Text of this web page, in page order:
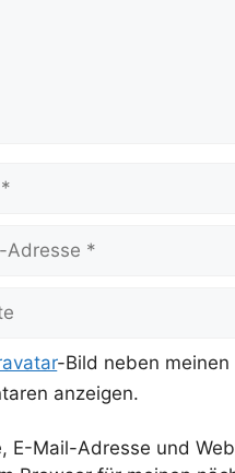
-Bild neben meinen
anzeigen.
E-Mail-Adresse und